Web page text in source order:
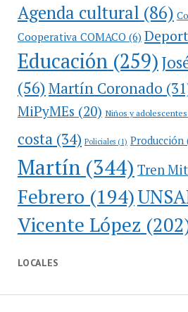
Agenda cultural (86)
Cooperativa COMACO(6)
Educación(259)
(56)Martín Coronado
MiPyMEs (20) Niños y adolescentes
costa(34) Policiales(1) Producción
Martín(344) Tren
Febrero (194)
Vicente López
LOCALES